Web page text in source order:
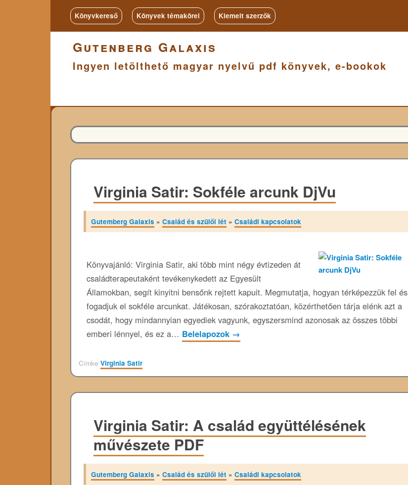
Könyvkereső Könyvek témakörei Kiemelt szerzők
Gutenberg Galaxis
Ingyen letölthető magyar nyelvű pdf könyvek, e-bookok
Virginia Satir: Sokféle arcunk DjVu
Gutemberg Galaxis » Család és szülői lét » Családi kapcsolatok
Könyvajánló: Virginia Satir, aki több mint négy évtizeden át
családterapeutaként tevékenykedett az Egyesült
Államokban, segít kinyitni bensőnk rejtett kapuit. Megmutatja, hogyan térképezzük fel és
fogadjuk el sokféle arcunkat. Játékosan, szórakoztatóan, közérthetően tárja elénk azt a
csodát, hogy mindannyian egyediek vagyunk, egyszersmind azonosak az összes többi
emberi lénnyel, és ez a… Belelapozok →
Címke Virginia Satir
Virginia Satir: A család együttélésének
művészete PDF
Gutemberg Galaxis » Család és szülői lét » Családi kapcsolatok